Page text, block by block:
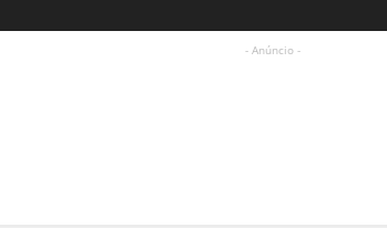
- Anúncio -